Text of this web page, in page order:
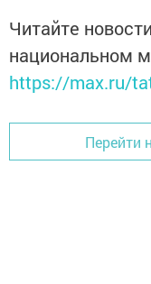
Читайте
национальном
https://max.ru/
Перейти